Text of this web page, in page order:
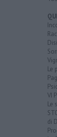
Le
VI
Le
di